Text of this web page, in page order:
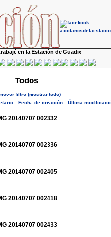
en la Estación de Guadix
Todos
filtro (mostrar todo)
Fecha de creación Última
20140707 002332
20140707 002336
20140707 002405
20140707 002418
20140707 002433